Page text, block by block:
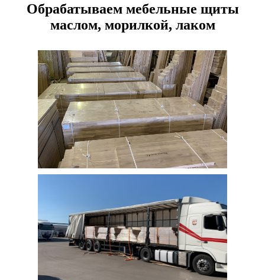
Обрабатываем мебельные щиты
маслом, морилкой, лаком